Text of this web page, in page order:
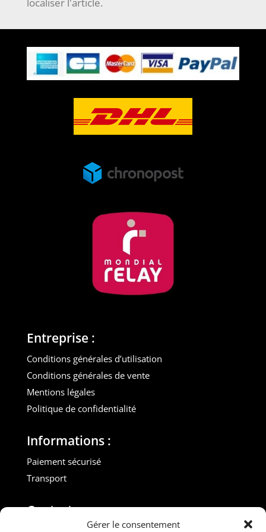
Gérer le consentement
Entreprise :
Conditions générales d’utilisation
Conditions générales de vente
Mentions légales
Politique de confidentialité
Informations :
Paiement sécurisé
Transport
Contact :